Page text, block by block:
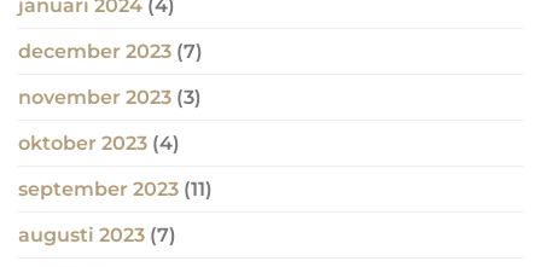
januari 2024 (4)
december 2023 (7)
november 2023 (3)
oktober 2023 (4)
september 2023 (11)
augusti 2023 (7)